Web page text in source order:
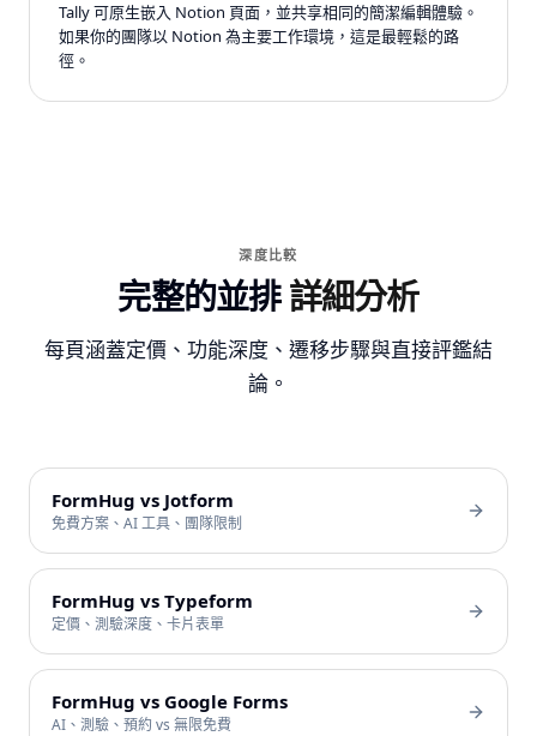
Tally 可原生嵌入 Notion 頁面，並共享相同的簡潔編輯體驗。
如果你的團隊以 Notion 為主要工作環境，這是最輕鬆的路
徑。
深度比較
完整的並排詳細分析
每頁涵蓋定價、功能深度、遷移步驟與直接評鑑結
論。
FormHug vs Jotform
免費方案、AI 工具、團隊限制
FormHug vs Typeform
定價、測驗深度、卡片表單
FormHug vs Google Forms
AI、測驗、預約 vs 無限免費